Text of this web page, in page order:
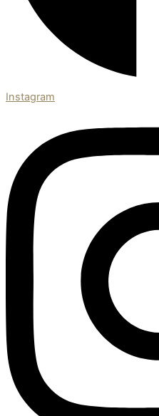
Instagram